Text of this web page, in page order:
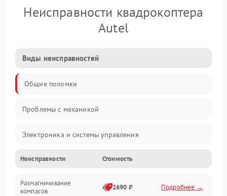
Неисправности квадрокоптера
Autel
Виды неисправностей
Общие поломки
Проблемы с механикой
Электроника и системы управления
Проблемы с сигналом
Двигатели и силовая установка
Неисправности Стоимость
Размагничивание
компасов
2690 ₽ Подробнее →